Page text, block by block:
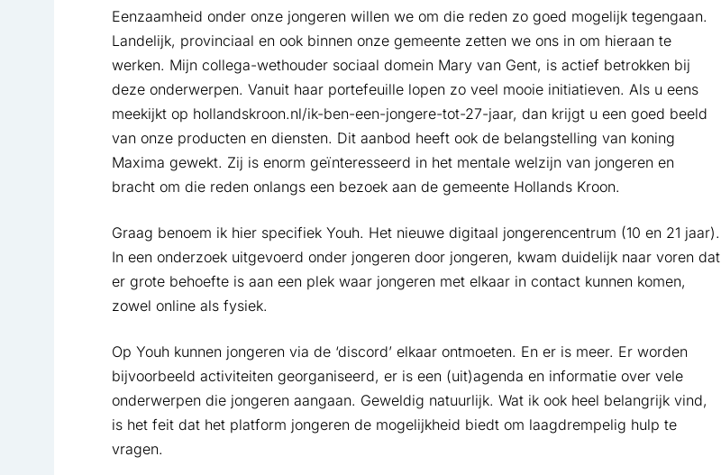
Eenzaamheid onder onze jongeren willen we om die reden zo goed mogelijk tegengaan.
Landelijk, provinciaal en ook binnen onze gemeente zetten we ons in om hieraan te
werken. Mijn collega-wethouder sociaal domein Mary van Gent, is actief betrokken bij
deze onderwerpen. Vanuit haar portefeuille lopen zo veel mooie initiatieven. Als u eens
meekijkt op hollandskroon.nl/ik-ben-een-jongere-tot-27-jaar, dan krijgt u een goed beeld
van onze producten en diensten. Dit aanbod heeft ook de belangstelling van koning
Maxima gewekt. Zij is enorm geïnteresseerd in het mentale welzijn van jongeren en
bracht om die reden onlangs een bezoek aan de gemeente Hollands Kroon.
Graag benoem ik hier specifiek Youh. Het nieuwe digitaal jongerencentrum (10 en 21 jaar).
In een onderzoek uitgevoerd onder jongeren door jongeren, kwam duidelijk naar voren dat
er grote behoefte is aan een plek waar jongeren met elkaar in contact kunnen komen,
zowel online als fysiek.
Op Youh kunnen jongeren via de ‘discord’ elkaar ontmoeten. En er is meer. Er worden
bijvoorbeeld activiteiten georganiseerd, er is een (uit)agenda en informatie over vele
onderwerpen die jongeren aangaan. Geweldig natuurlijk. Wat ik ook heel belangrijk vind,
is het feit dat het platform jongeren de mogelijkheid biedt om laagdrempelig hulp te
vragen.